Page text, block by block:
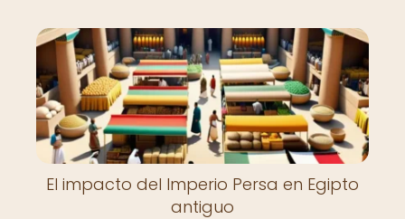
El impacto del Imperio Persa en Egipto
antiguo